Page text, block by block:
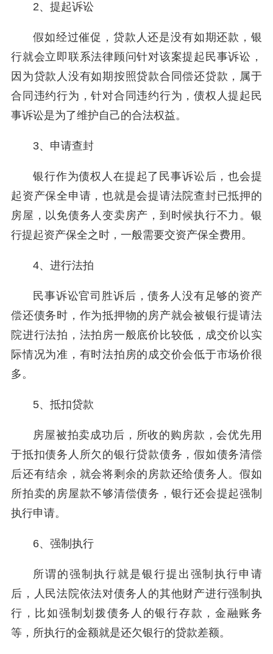
2、提起诉讼
假如经过催促，贷款人还是没有如期还款，银
行就会立即联系法律顾问针对该案提起民事诉讼，
因为贷款人没有如期按照贷款合同偿还贷款，属于
合同违约行为，针对合同违约行为，债权人提起民
事诉讼是为了维护自己的合法权益。
3、申请查封
银行作为债权人在提起了民事诉讼后，也会提
起资产保全申请，也就是会提请法院查封已抵押的
房屋，以免债务人变卖房产，到时候执行不力。银
行提起资产保全之时，一般需要交资产保全费用。
4、进行法拍
民事诉讼官司胜诉后，债务人没有足够的资产
偿还债务时，作为抵押物的房产就会被银行提请法
院进行法拍，法拍房一般底价比较低，成交价以实
际情况为准，有时法拍房的成交价会低于市场价很
多。
5、抵扣贷款
房屋被拍卖成功后，所收的购房款，会优先用
于抵扣债务人所欠的银行贷款债务，假如债务清偿
后还有结余，就会将剩余的房款还给债务人。假如
所拍卖的房屋款不够清偿债务，银行还会提起强制
执行申请。
6、强制执行
所谓的强制执行就是银行提出强制执行申请
后，人民法院依法对债务人的其他财产进行强制执
行，比如强制划拨债务人的银行存款，金融账务
等，所执行的金额就是还欠银行的贷款差额。